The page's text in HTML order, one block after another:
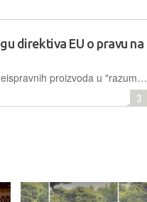
direktiva EU o pravu na
Direktiva zahtijeva ponudu popravka neispravnih proizvoda u "razumnom roku" i "po razumnoj cijeni". Proizvođači će također morati objaviti priručnike za popravak i cijene rezervnih dijelova
3